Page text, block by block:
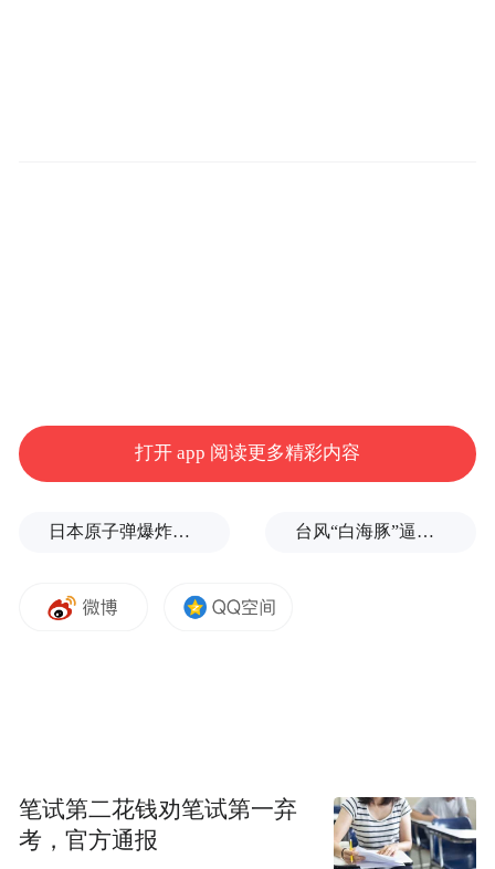
绍，“它能快速补充叶面营养，促进光合作用
以及花芽分化，并具有增强植物抗逆性、提
作用。”
作为龙江森工集团森林农业主战场的通北局
合利用的绿色循环发展，经组织专家和农户
测产，仅东方红林场大豆增产就达10%以
打开 app 阅读更多精彩内容
日本原子弹爆炸亲历者反对高市修改无核三原则，“她应该下台” 台风“白海豚”逼近浙闽沿海，10余省份将掀强风雨
笔试第二花钱劝笔试第一弃
考，官方通报